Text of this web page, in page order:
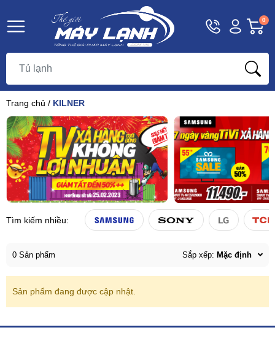
Hotline
1800
Tài
khoản
Khách
0
Trang chủ / KILNER
Tìm kiếm nhiều:
0 Sản phẩm Sắp xếp: Mặc định
Sản phẩm đang được cập nhật.